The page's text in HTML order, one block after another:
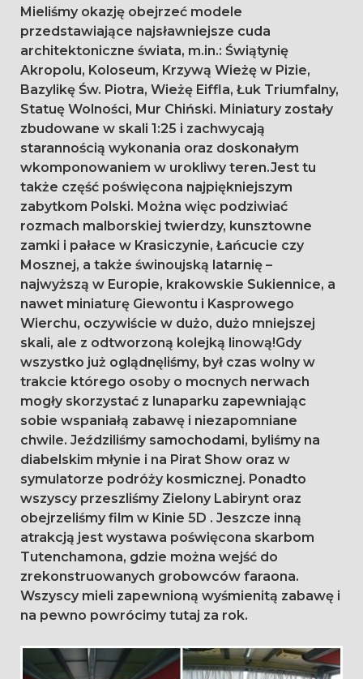
Mieliśmy okazję obejrzeć modele
przedstawiające najsławniejsze cuda
architektoniczne świata, m.in.: Świątynię
Akropolu, Koloseum, Krzywą Wieżę w Pizie,
Bazylikę Św. Piotra, Wieżę Eiffla, Łuk Triumfalny,
Statuę Wolności, Mur Chiński. Miniatury zostały
zbudowane w skali 1:25 i zachwycają
starannością wykonania oraz doskonałym
wkomponowaniem w urokliwy teren.Jest tu
także część poświęcona najpiękniejszym
zabytkom Polski. Można więc podziwiać
rozmach malborskiej twierdzy, kunsztowne
zamki i pałace w Krasiczynie, Łańcucie czy
Mosznej, a także świnoujską latarnię –
najwyższą w Europie, krakowskie Sukiennice, a
nawet miniaturę Giewontu i Kasprowego
Wierchu, oczywiście w dużo, dużo mniejszej
skali, ale z odtworzoną kolejką linową!Gdy
wszystko już oglądnęliśmy, był czas wolny w
trakcie którego osoby o mocnych nerwach
mogły skorzystać z lunaparku zapewniając
sobie wspaniałą zabawę i niezapomniane
chwile. Jeździliśmy samochodami, byliśmy na
diabelskim młynie i na Pirat Show oraz w
symulatorze podróży kosmicznej. Ponadto
wszyscy przeszliśmy Zielony Labirynt oraz
obejrzeliśmy film w Kinie 5D . Jeszcze inną
atrakcją jest wystawa poświęcona skarbom
Tutenchamona, gdzie można wejść do
zrekonstruowanych grobowców faraona.
Wszyscy mieli zapewnioną wyśmienitą zabawę i
na pewno powrócimy tutaj za rok.